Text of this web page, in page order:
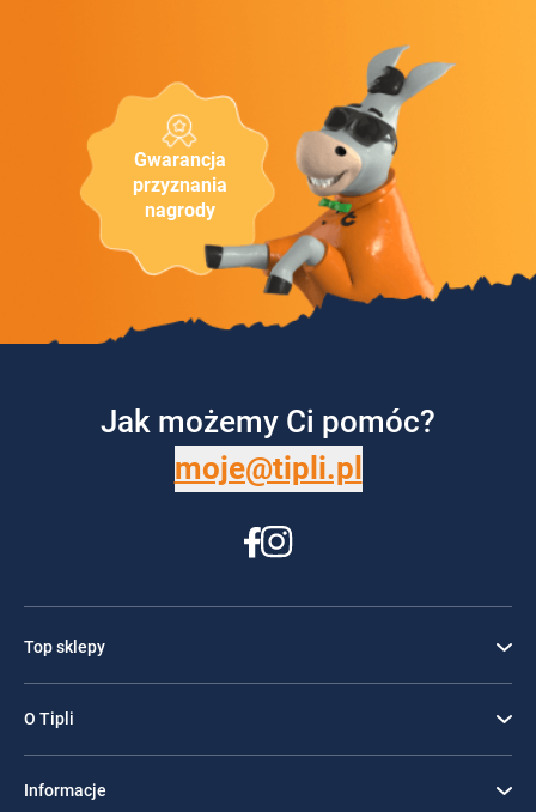
Gwarancja
przyznania
nagrody
Jak możemy Ci pomóc?
moje@tipli.pl
Top sklepy
O Tipli
Informacje